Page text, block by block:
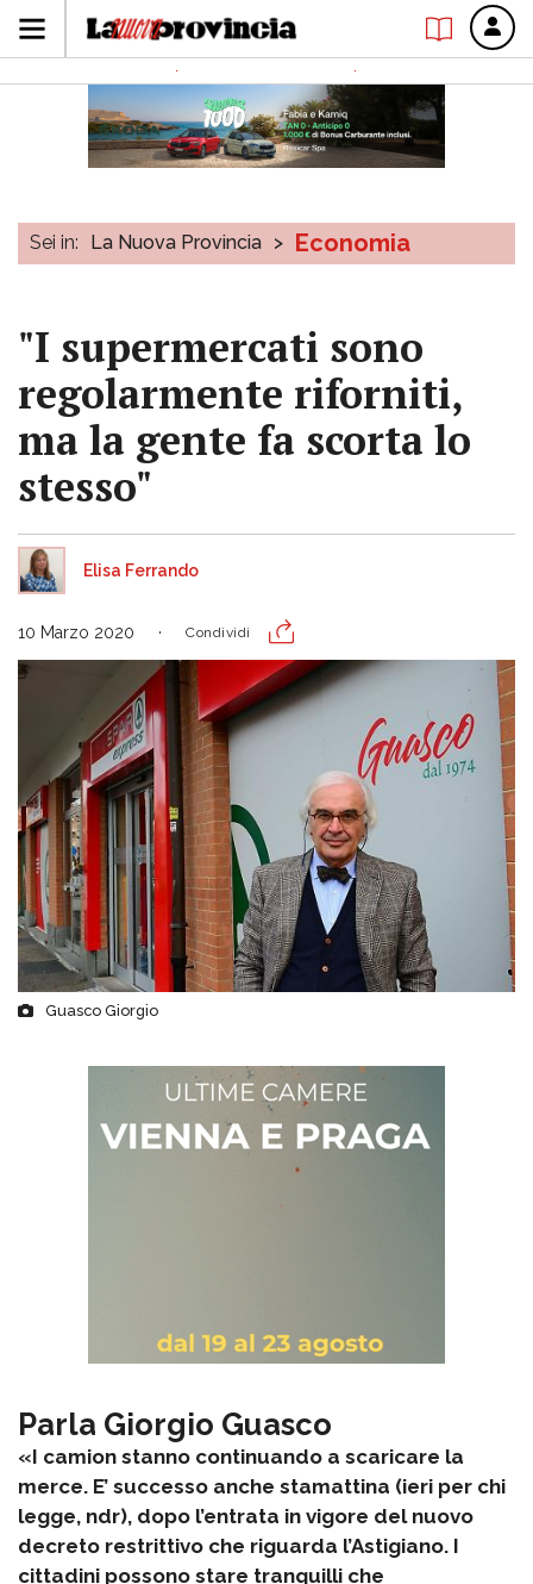
Sei in: La Nuova Provincia > Economia
"I supermercati sono
regolarmente riforniti,
ma la gente fa scorta lo
stesso"
Elisa Ferrando
10 Marzo 2020 Condividi
Guasco Giorgio
Parla Giorgio Guasco
«I camion stanno continuando a scaricare la
merce. E’ successo anche stamattina (ieri per chi
legge, ndr), dopo l’entrata in vigore del nuovo
decreto restrittivo che riguarda l’Astigiano. I
cittadini possono stare tranquilli che